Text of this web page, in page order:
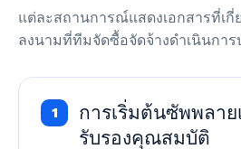
แต่ละสถานการณ์แสดงเอกสารที่เกี่
ลงนามที่ทีมจัดซื้อจัดจ้างดำเนินการ
1
การเริ่มต้นซัพพลาย
รับรองคุณสมบัติ